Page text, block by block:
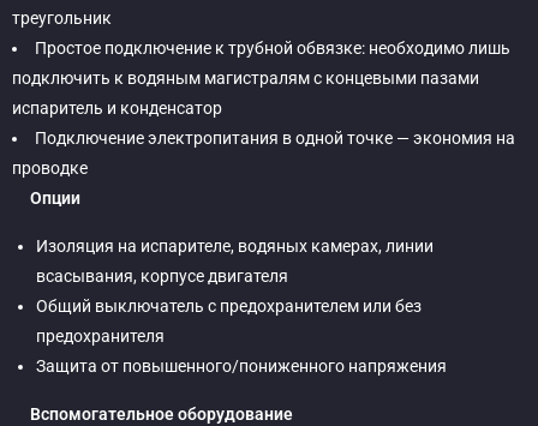
треугольник
Простое подключение к трубной обвязке: необходимо лишь
подключить к водяным магистралям с концевыми пазами
испаритель и конденсатор
Подключение электропитания в одной точке — экономия на
проводке
Опции
Изоляция на испарителе, водяных камерах, линии
всасывания, корпусе двигателя
Общий выключатель с предохранителем или без
предохранителя
Защита от повышенного/пониженного напряжения
Вспомогательное оборудование